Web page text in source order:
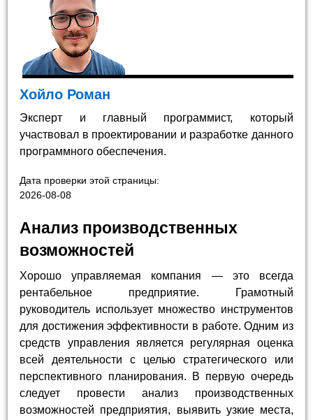
Хойло Роман
Эксперт и главный программист, который
участвовал в проектировании и разработке данного
программного обеспечения.
Дата проверки этой страницы:
2026-08-08
Анализ производственных
возможностей
Хорошо управляемая компания — это всегда
рентабельное предприятие. Грамотный
руководитель использует множество инструментов
для достижения эффективности в работе. Одним из
средств управления является регулярная оценка
всей деятельности с целью стратегического или
перспективного планирования. В первую очередь
следует провести анализ производственных
возможностей предприятия, выявить узкие места,